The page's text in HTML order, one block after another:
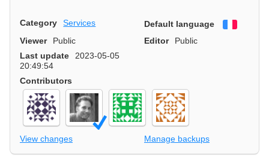
Category Services Default language
Viewer
Public Editor
Public
Last update
2023-05-05
20:49:54
Contributors
View changes Manage backups